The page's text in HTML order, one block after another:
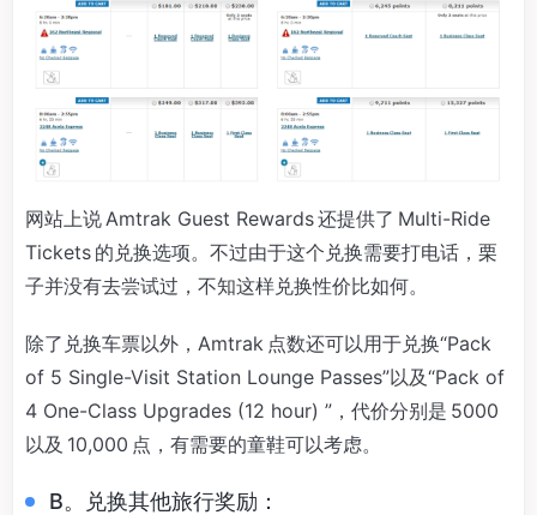
网站上说 Amtrak Guest Rewards 还提供了 Multi-Ride
Tickets 的兑换选项。不过由于这个兑换需要打电话，栗
子并没有去尝试过，不知这样兑换性价比如何。
除了兑换车票以外，Amtrak 点数还可以用于兑换“Pack
of 5 Single-Visit Station Lounge Passes”以及“Pack of
4 One-Class Upgrades (12 hour) ”，代价分别是 5000
以及 10,000 点，有需要的童鞋可以考虑。
B。兑换其他旅行奖励：